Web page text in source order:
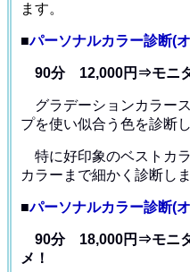
ます。
■パーソナルカラー診断(
90分 12,000円⇒モニ
グラデーションカラー
プを使い似合う色を診断し
特に好印象のベストカ
カラー まで細かく診断しま
■パーソナルカラー診断(
90分 18,000円⇒モニ
メ！